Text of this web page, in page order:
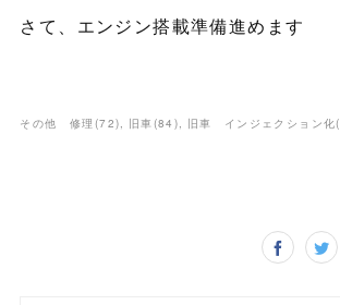
さて、エンジン搭載準備進めます
その他 修理 (72) 旧車(84 ) 旧車 インジェクション化(